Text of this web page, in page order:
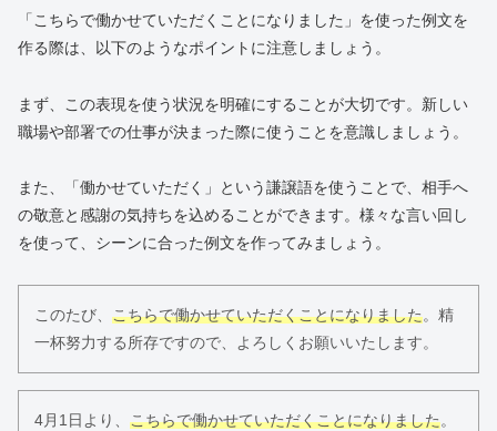
「こちらで働かせていただくことになりました」を使った例文を
作る際は、以下のようなポイントに注意しましょう。
まず、この表現を使う状況を明確にすることが大切です。新しい
職場や部署での仕事が決まった際に使うことを意識しましょう。
また、「働かせていただく」という謙譲語を使うことで、相手へ
の敬意と感謝の気持ちを込めることができます。様々な言い回し
を使って、シーンに合った例文を作ってみましょう。
このたび、 こちらで働かせていただくことになりました。精
一杯努力する所存ですので、よろしくお願いいたします。
4月1日より、 こちらで働かせていただくことになりました。